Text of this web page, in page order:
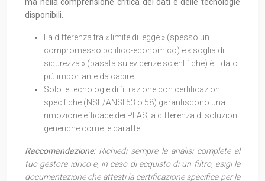
disponibili.
La differenza tra « limite di legge » (spesso un
compromesso politico-economico) e « soglia di
sicurezza » (basata su evidenze scientifiche) è il dato
più importante da capire.
Solo le tecnologie di filtrazione con certificazioni
specifiche (NSF/ANSI 53 o 58) garantiscono una
rimozione efficace dei PFAS, a differenza di soluzioni
generiche come le caraffe.
Raccomandazione:Richiedi sempre le analisi complete al
tuo gestore idrico e, in caso di acquisto di un filtro, esigi la
documentazione che attesti la certificazione specifica per la